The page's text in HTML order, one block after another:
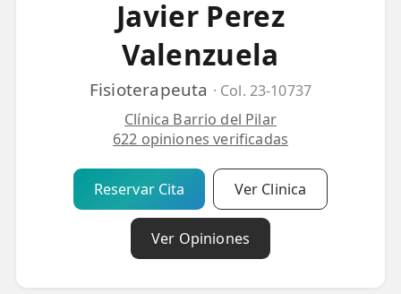
💆‍♀️ Tratamientos
📅 Pedir Cita
🏢 Empresas
UBICACIONES
🔍 Buscador Clínicas
Javier Perez
Valenzuela
Fisioterapeuta · Col. 23-10737
Clínica Barrio del Pilar
622 opiniones verificadas
Reservar Cita Ver Clinica
Ver Opiniones